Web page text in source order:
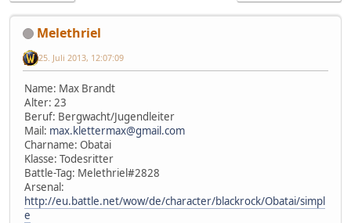
Melethriel
25. Juli 2013, 12:07:09
Name: Max Brandt
Alter: 23
Beruf: Bergwacht/Jugendleiter
Mail: max.klettermax@gmail.com
Charname: Obatai
Klasse: Todesritter
Battle-Tag: Melethriel#2828
Arsenal:
http://eu.battle.net/wow/de/character/blackrock/Obatai/simpl
e